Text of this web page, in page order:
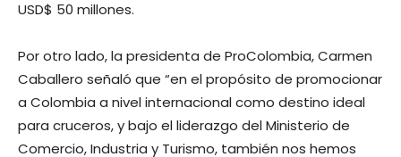
USD$ 50 millones.
Por otro lado, la presidenta de ProColombia, Carmen
Caballero señaló que “en el propósito de promocionar
a Colombia a nivel internacional como destino ideal
para cruceros, y bajo el liderazgo del Ministerio de
Comercio, Industria y Turismo, también nos hemos